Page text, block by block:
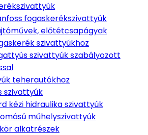
fogaskerékszivattyúk
előtétcsapágyak
szivattyúkhoz
szivattyúk szabályozott
teherautókhoz
szivattyúk
kézi hidraulika szivattyúk
műhelyszivattyúk
alkatrészek